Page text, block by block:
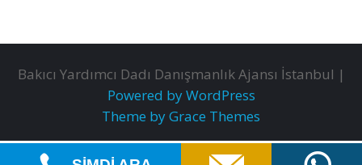
Bakıcı Yardımcı Dadı Danışmanlık Ajansı İstanbul |
Powered by WordPress
Theme by Grace Themes